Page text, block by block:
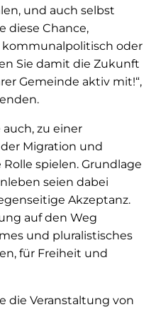
und auch selbst
diese Chance,
kommunalpolitisch oder
Sie damit die Zukunft
Gemeinde aktiv mit!“,
zu einer
Migration und
spielen. Grundlage
seien dabei
Akzeptanz.
auf den Weg
und pluralistisches
für Freiheit und
die Veranstaltung von